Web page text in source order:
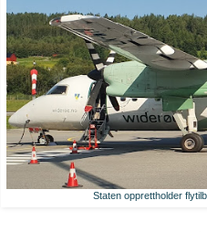
Staten opprettholder